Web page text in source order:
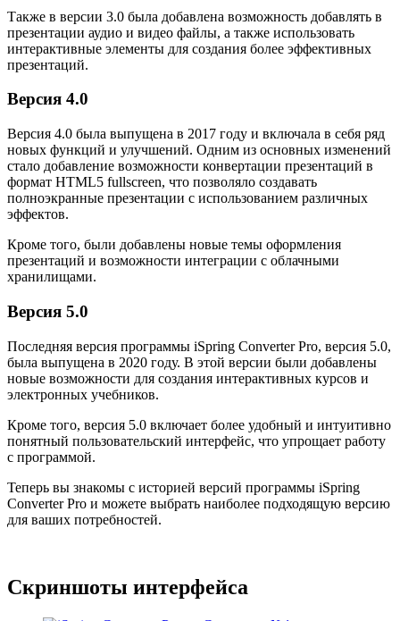
Также в версии 3.0 была добавлена возможность добавлять в
презентации аудио и видео файлы, а также использовать
интерактивные элементы для создания более эффективных
презентаций.
Версия 4.0
Версия 4.0 была выпущена в 2017 году и включала в себя ряд
новых функций и улучшений. Одним из основных изменений
стало добавление возможности конвертации презентаций в
формат HTML5 fullscreen, что позволяло создавать
полноэкранные презентации с использованием различных
эффектов.
Кроме того, были добавлены новые темы оформления
презентаций и возможности интеграции с облачными
хранилищами.
Версия 5.0
Последняя версия программы iSpring Converter Pro, версия 5.0,
была выпущена в 2020 году. В этой версии были добавлены
новые возможности для создания интерактивных курсов и
электронных учебников.
Кроме того, версия 5.0 включает более удобный и интуитивно
понятный пользовательский интерфейс, что упрощает работу
с программой.
Теперь вы знакомы с историей версий программы iSpring
Converter Pro и можете выбрать наиболее подходящую версию
для ваших потребностей.
Скриншоты интерфейса